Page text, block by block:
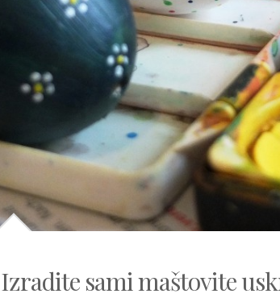
Izradite sami maštovite